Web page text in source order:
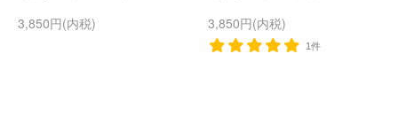
3,850円(内税)
3,850円(内税)
1件